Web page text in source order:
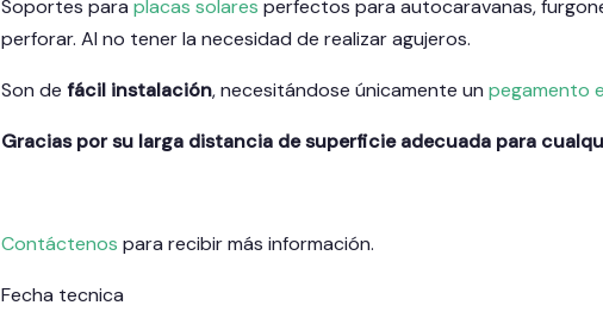
Soportes para placas solares perfectos para autocaravanas,
perforar. Al no tener la necesidad de realizar agujeros.
Son de fácil instalación, necesitándose únicamente un pegamento
Gracias por su larga distancia de superficie adecuada para
Contáctenos para recibir más información.
Fecha tecnica